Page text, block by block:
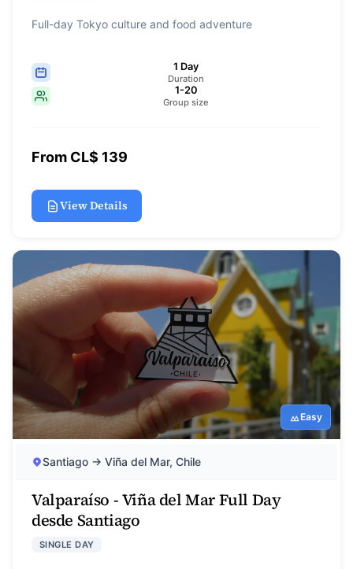
Full-day Tokyo culture and food adventure
1 Day
Duration
1-20
Group size
From CL$ 139
View Details
Easy
Santiago → Viña del Mar, Chile
Valparaíso - Viña del Mar Full Day
desde Santiago
SINGLE DAY